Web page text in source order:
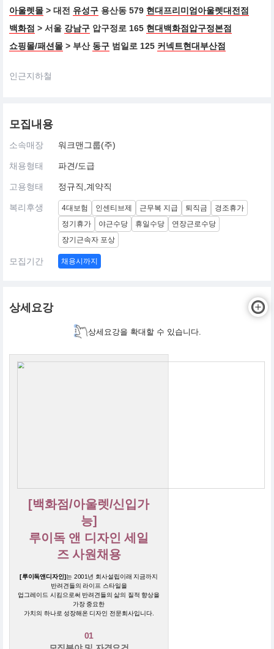
아울렛몰 > 대전 유성구 용산동 579 현대프리미엄아울렛대전점
백화점 > 서울 강남구 압구정로 165 현대백화점압구정본점
쇼핑몰/패션몰 > 부산 동구 범일로 125 커넥트현대부산점
인근지하철
모집내용
소속매장 워크맨그룹(주)
채용형태 파견/도급
고용형태 정규직,계약직
복리후생 4대보험 인센티브제 근무복 지급 퇴직금
경조휴가
정기휴가
야근수당 휴일수당
연장근로수당
장기근속자 포상
모집기간 채용시까지
상세요강
상세요강을 확대할 수 있습니다.
[백화점/아울렛/신입가
능]
루이독 앤 디자인 세일
즈 사원채용
[루이독앤디자인]는 2001년 회사설립이래 지금까지
반려견들의 라이프 스타일을
업그레이드 시킴으로써 반려견들의 삶의 질적 향상을
가장 중요한
가치의 하나로 성장해온 디자인 전문회사입니다.
01